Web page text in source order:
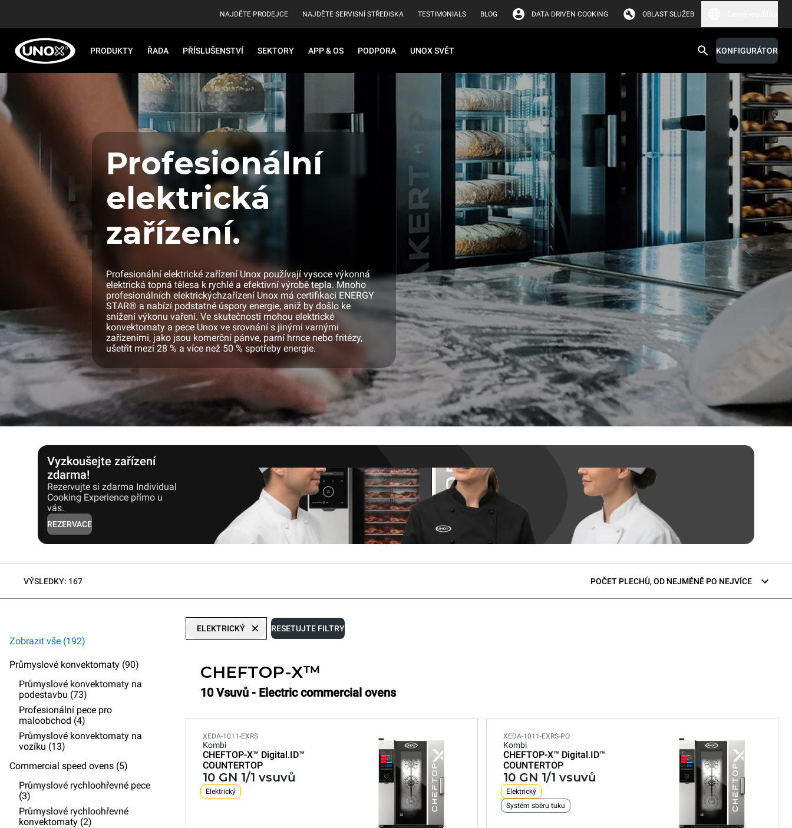
NAJDĚTE PRODEJCE NAJDĚTE SERVISNÍ STŘEDISKA TESTIMONIALS BLOG DATA DRIVEN COOKING OBLAST SLUŽEB
PRODUKTY ŘADA PŘÍSLUŠENSTVÍ SEKTORY APP & OS PODPORA UNOX SVĚT KONFIGURÁTOR
Profesionální
elektrická
zařízení.
Profesionální elektrické zařízení Unox používají vysoce výkonná
elektrická topná tělesa k rychlé a efektivní výrobě tepla. Mnoho
profesionálních elektrickýchzařízení Unox má certifikaci ENERGY
STAR® a nabízí podstatné úspory energie, aniž by došlo ke
snížení výkonu vaření. Ve skutečnosti mohou elektrické
konvektomaty a pece Unox ve srovnání s jinými varnými
zařízeními, jako jsou komerční pánve, parní hrnce nebo fritézy,
ušetřit mezi 28 % a více než 50 % spotřeby energie.
Vyzkoušejte zařízení
zdarma!
Rezervujte si zdarma Individual
Cooking Experience přímo u
vás.
REZERVACE
VÝSLEDKY: 167 POČET PLECHŮ, OD NEJMÉNĚ PO NEJVÍCE
Zobrazit vše (192)
Průmyslové konvektomaty (90)
Průmyslové konvektomaty na
podestavbu (73)
Profesionální pece pro
maloobchod (4)
Průmyslové konvektomaty na
vozíku (13)
Commercial speed ovens (5)
Průmyslové rychloohřevné pece
(3)
Průmyslové rychloohřevné
konvektomaty (2)
ELEKTRICKÝ RESETUJTE FILTRY
CHEFTOP-X™
10 Vsuvů - Electric commercial ovens
XEDA-1011-EXRS
Kombi
CHEFTOP-X™ Digital.ID™
COUNTERTOP
10 GN 1/1 vsuvů
Elektrický
XEDA-1011-EXRS-PO
Kombi
CHEFTOP-X™ Digital.ID™
COUNTERTOP
10 GN 1/1 vsuvů
Elektrický
Systém sběru tuku